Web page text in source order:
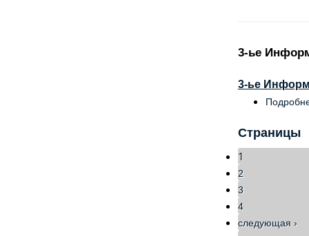
3-ье
3-ье
Страницы
1
2
3
4
следующая ›